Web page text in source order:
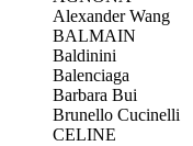
Alexander Wang
BALMAIN
Baldinini
Balenciaga
Barbara Bui
Brunello Cucinelli
CELINE